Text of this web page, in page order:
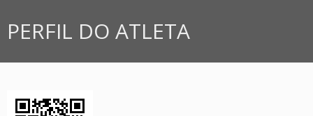
PERFIL DO ATLETA